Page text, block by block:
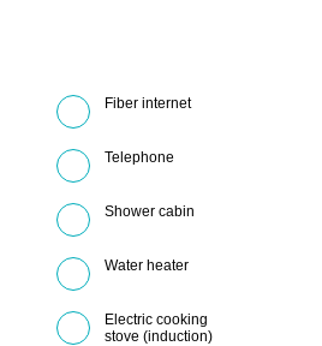
Fiber internet
Telephone
Shower cabin
Water heater
Electric cooking
stove (induction)